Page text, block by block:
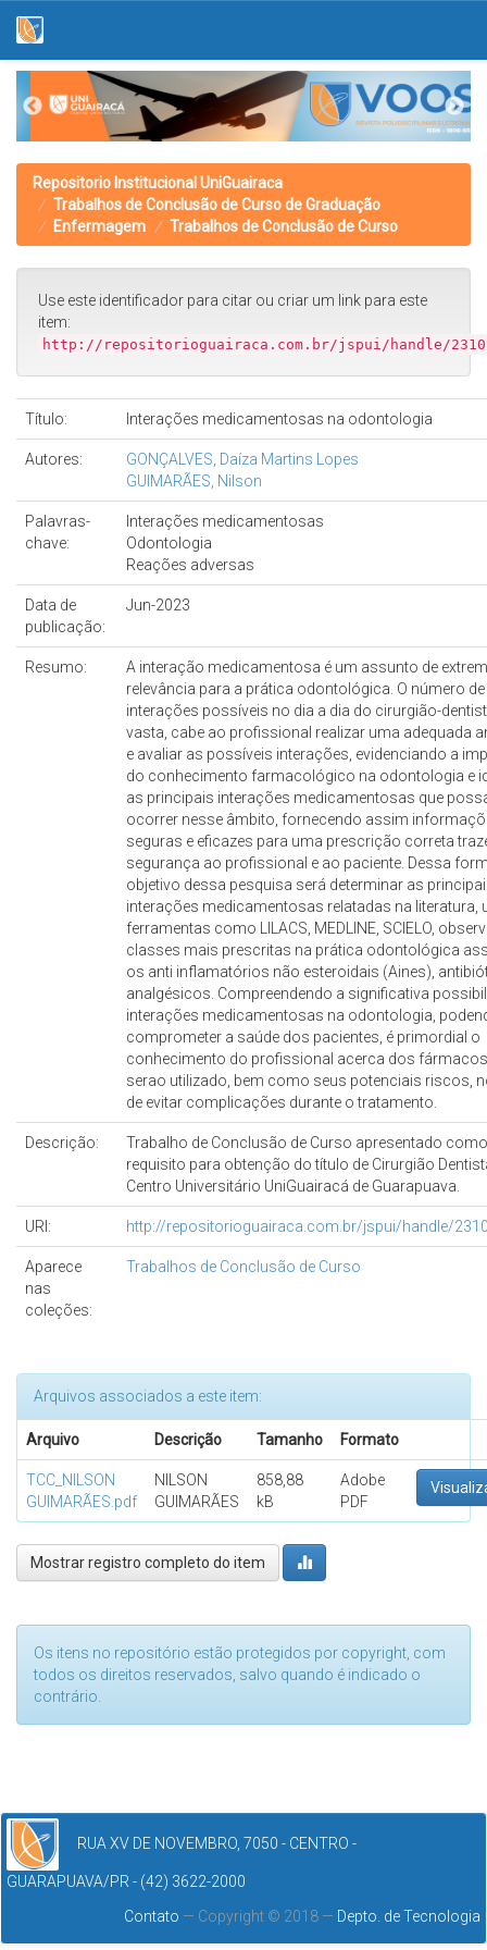
navigation
Repositorio Institucional UniGuairaca
Trabalhos de Conclusão de Curso de Graduação
Enfermagem
Trabalhos de Conclusão de Curso
Use este identificador para citar ou criar um link para este
item:
http://repositorioguairaca.com.br/jspui/handle/
Título: Interações medicamentosas na odontologia
Autores:
GONÇALVES, Daíza Martins Lopes
GUIMARÃES, Nilson
Palavras-
chave:
Interações medicamentosas
Odontologia
Reações adversas
Data de
publicação:
Jun-2023
Resumo:
A interação medicamentosa é um assunto de
relevância para a prática odontológica. O número de
interações possíveis no dia a dia do cirurgião-
vasta, cabe ao profissional realizar uma adequada
e avaliar as possíveis interações, evidenciando a
do conhecimento farmacológico na odontologia e
as principais interações medicamentosas que
ocorrer nesse âmbito, fornecendo assim
seguras e eficazes para uma prescrição correta
segurança ao profissional e ao paciente. Dessa
objetivo dessa pesquisa será determinar as
interações medicamentosas relatadas na literatura,
ferramentas como LILACS, MEDLINE, SCIELO,
classes mais prescritas na prática odontológica
os anti inflamatórios não esteroidais (Aines),
analgésicos. Compreendendo a significativa
interações medicamentosas na odontologia,
comprometer a saúde dos pacientes, é primordial o
conhecimento do profissional acerca dos
serao utilizado, bem como seus potenciais riscos,
de evitar complicações durante o tratamento.
Descrição:
Trabalho de Conclusão de Curso apresentado
requisito para obtenção do título de Cirurgião
Centro Universitário UniGuairacá de Guarapuava.
URI: http://repositorioguairaca.com.br/jspui/handle/
Aparece
nas
coleções:
Trabalhos de Conclusão de Curso
Arquivos associados a este item:
Arquivo Descrição Tamanho Formato
TCC_NILSON
GUIMARÃES.pdf
NILSON
GUIMARÃES
858,88
kB
Adobe
PDF
Mostrar registro completo do item
Os itens no repositório estão protegidos por copyright, com
todos os direitos reservados, salvo quando é indicado o
contrário.
RUA XV DE NOVEMBRO, 7050 - CENTRO -
GUARAPUAVA/PR - (42) 3622-2000
Contato — Copyright © 2018 — Depto. de Tecnologia